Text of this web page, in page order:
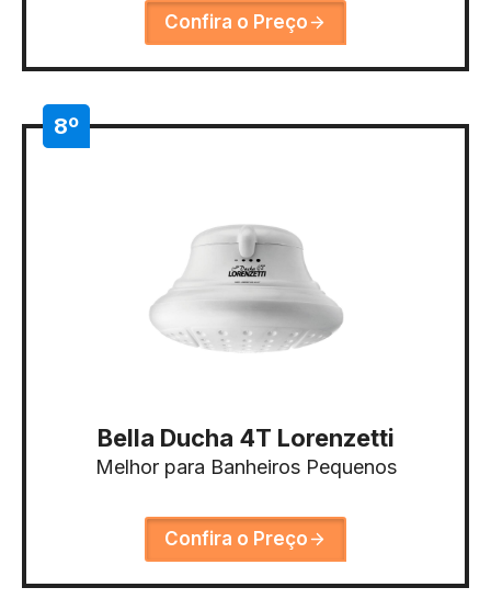
Confira o Preço
8º
Bella Ducha 4T Lorenzetti
Melhor para Banheiros Pequenos
Confira o Preço